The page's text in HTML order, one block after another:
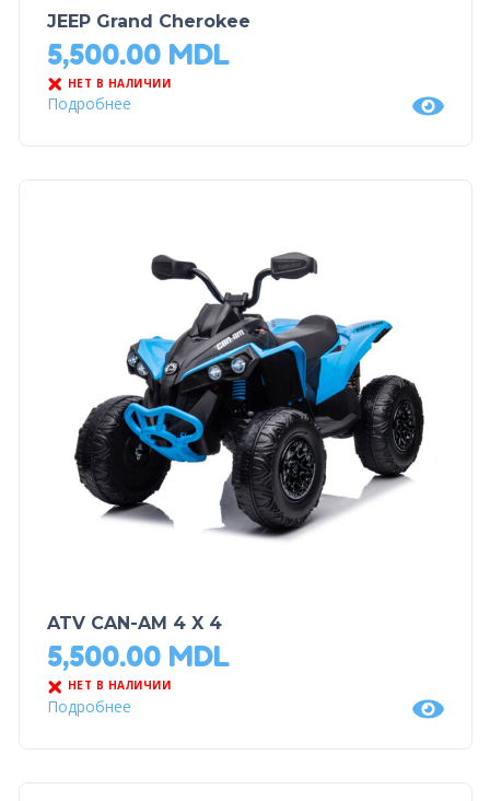
JEEP Grand Cherokee
5,500.00 MDL
НЕТ В НАЛИЧИИ
Подробнее
ATV CAN-AM 4 X 4
5,500.00 MDL
НЕТ В НАЛИЧИИ
Подробнее